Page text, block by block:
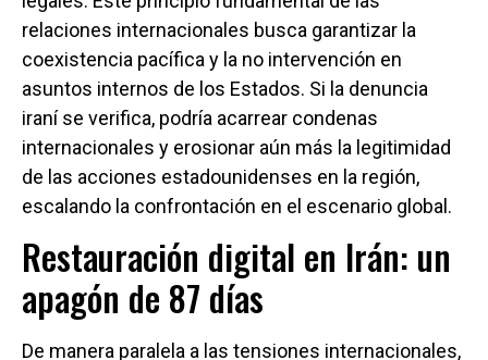
relaciones internacionales busca garantizar la
coexistencia pacífica y la no intervención en
asuntos internos de los Estados. Si la denuncia
iraní se verifica, podría acarrear condenas
internacionales y erosionar aún más la legitimidad
de las acciones estadounidenses en la región,
escalando la confrontación en el escenario global.
Restauración digital en Irán: un
apagón de 87 días
De manera paralela a las tensiones internacionales,